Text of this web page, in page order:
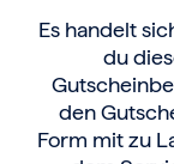
Es handelt
du
den
Form mit zu